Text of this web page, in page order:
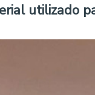
utilizado